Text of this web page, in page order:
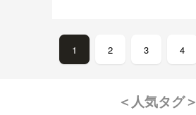
1 2 3 4
＜人気タグ＞